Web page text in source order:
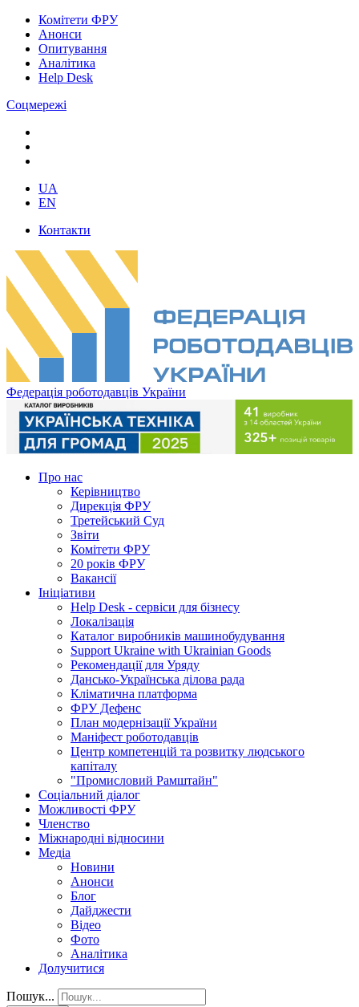
Комітети ФРУ
Анонси
Опитування
Аналітика
Help Desk
Соцмережі
UA
EN
Контакти
Федерація роботодавців України
Про нас
Керівництво
Дирекція ФРУ
Третейський Суд
Звіти
Комітети ФРУ
20 років ФРУ
Вакансії
Ініціативи
Help Desk - сервіси для бізнесу
Локалізація
Каталог виробників машинобудування
Support Ukraine with Ukrainian Goods
Рекомендації для Уряду
Дансько-Українська ділова рада
Кліматична платформа
ФРУ Дефенс
План модернізації України
Маніфест роботодавців
Центр компетенцій та розвитку людського
капіталу
"Промисловий Рамштайн"
Соціальний діалог
Можливості ФРУ
Членство
Міжнародні відносини
Медіа
Новини
Анонси
Блог
Дайджести
Відео
Фото
Аналітика
Долучитися
Пошук...